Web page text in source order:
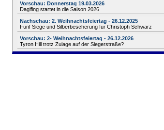
Vorschau: Donnerstag 19.03.2026
Daglfing startet in die Saison 2026
Nachschau: 2. Weihnachtsfeiertag - 26.12.2025
Fünf Siege und Silberbescherung für Christoph Schwarz
Vorschau: 2- Weihnachtsfeiertag - 26.12.2026
Tyron Hill trotz Zulage auf der Siegerstraße?